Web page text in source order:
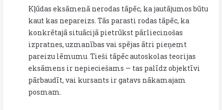
Kļūdas eksāmenā nerodas tāpēc, ka jautājumos būtu
kaut kas nepareizs. Tās parasti rodas tāpēc, ka
konkrētajā situācijā pietrūkst pārliecinošas
izpratnes, uzmanības vai spējas ātri pieņemt
pareizu lēmumu. Tieši tāpēc autoskolas teorijas
eksāmens ir nepieciešams — tas palīdz objektīvi
pārbaudīt, vai kursants ir gatavs nākamajam
posmam.